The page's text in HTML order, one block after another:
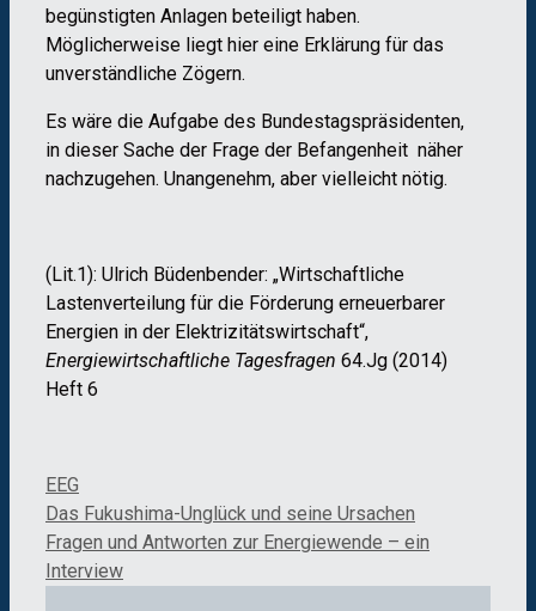
begünstigten Anlagen beteiligt haben.
Möglicherweise liegt hier eine Erklärung für das
unverständliche Zögern.
Es wäre die Aufgabe des Bundestagspräsidenten,
in dieser Sache der Frage der Befangenheit näher
nachzugehen. Unangenehm, aber vielleicht nötig.
(Lit.1): Ulrich Büdenbender: „Wirtschaftliche
Lastenverteilung für die Förderung erneuerbarer
Energien in der Elektrizitätswirtschaft“,
Energiewirtschaftliche Tagesfragen 64.Jg (2014)
Heft 6
Kategorien
EEG
Das Fukushima-Unglück und seine Ursachen
Fragen und Antworten zur Energiewende – ein
Interview